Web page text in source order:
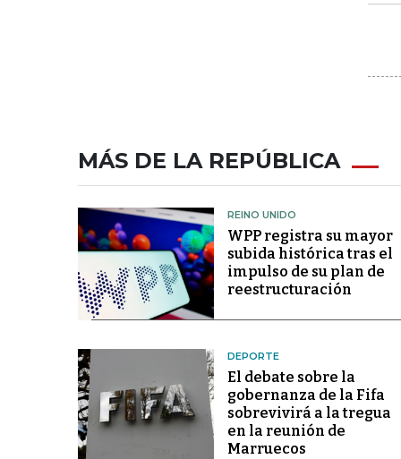
MÁS DE LA REPÚBLICA
REINO UNIDO
WPP registra su mayor
subida histórica tras el
impulso de su plan de
reestructuración
DEPORTE
El debate sobre la
gobernanza de la Fifa
sobrevivirá a la tregua
en la reunión de
Marruecos